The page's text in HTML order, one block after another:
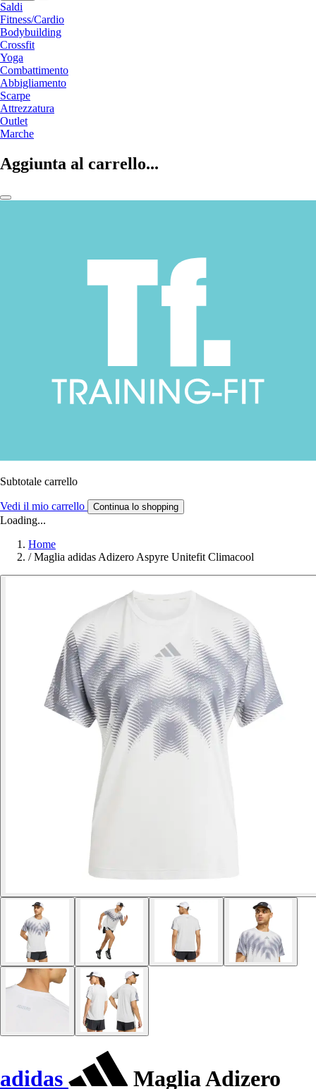
Saldi
Fitness/Cardio
Bodybuilding
Crossfit
Yoga
Combattimento
Abbigliamento
Scarpe
Attrezzatura
Outlet
Marche
Aggiunta al carrello...
Subtotale carrello
Vedi il mio carrello Continua lo shopping
Loading...
Home
/ Maglia adidas Adizero Aspyre Unitefit Climacool
adidas Maglia Adizero